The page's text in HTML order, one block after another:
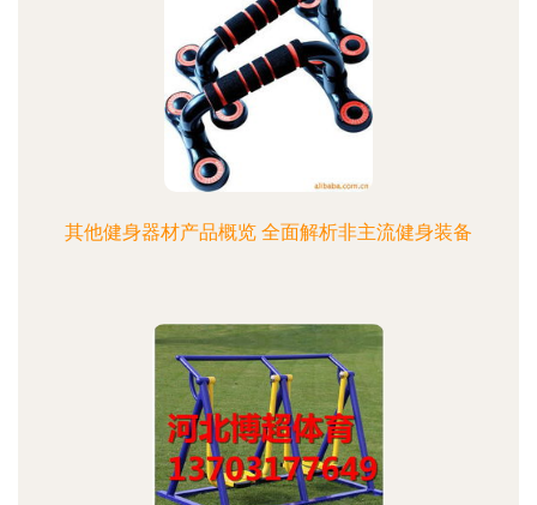
其他健身器材产品概览 全面解析非主流健身装备